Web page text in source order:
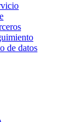
de datos